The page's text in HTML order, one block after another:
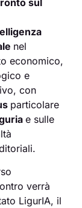
nel
economico,
e
con
particolare
e sulle
verrà
LigurIA, il